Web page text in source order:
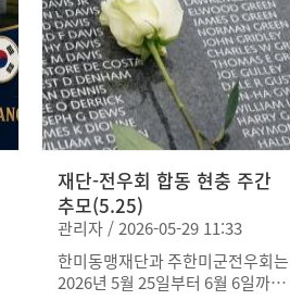
미동맹의 의미를 공유하는 뜻깊은
시간을 가졌습니다. 공연은 배종훈
서초문화재단 예술총감독 겸 상임
지휘자의 지휘로, 1부 '한미동맹의
시작(The Beginning of Allianc
e)', 2부 '자유와 평화를 위한 여정,
같이 갑시다!(Journey for Freed
om and Peace, Katchi Kapshid
a!)'를 주제로 펼쳐졌습니다. 아리
랑 메들리와 군가 메들리 등 다채로
운 프로그램을 통해 한미동맹의 발
자취를 돌아보고, 양국이 함께 지켜
온 자유와 평화의 가치를 음악으로
재단-전우회 합동 현충 주간
추모(5.25)
관리자 / 2026-05-29 11:33
한미동맹재단과 주한미군전우회는
2026년 5월 25일부터 6월 6일까지